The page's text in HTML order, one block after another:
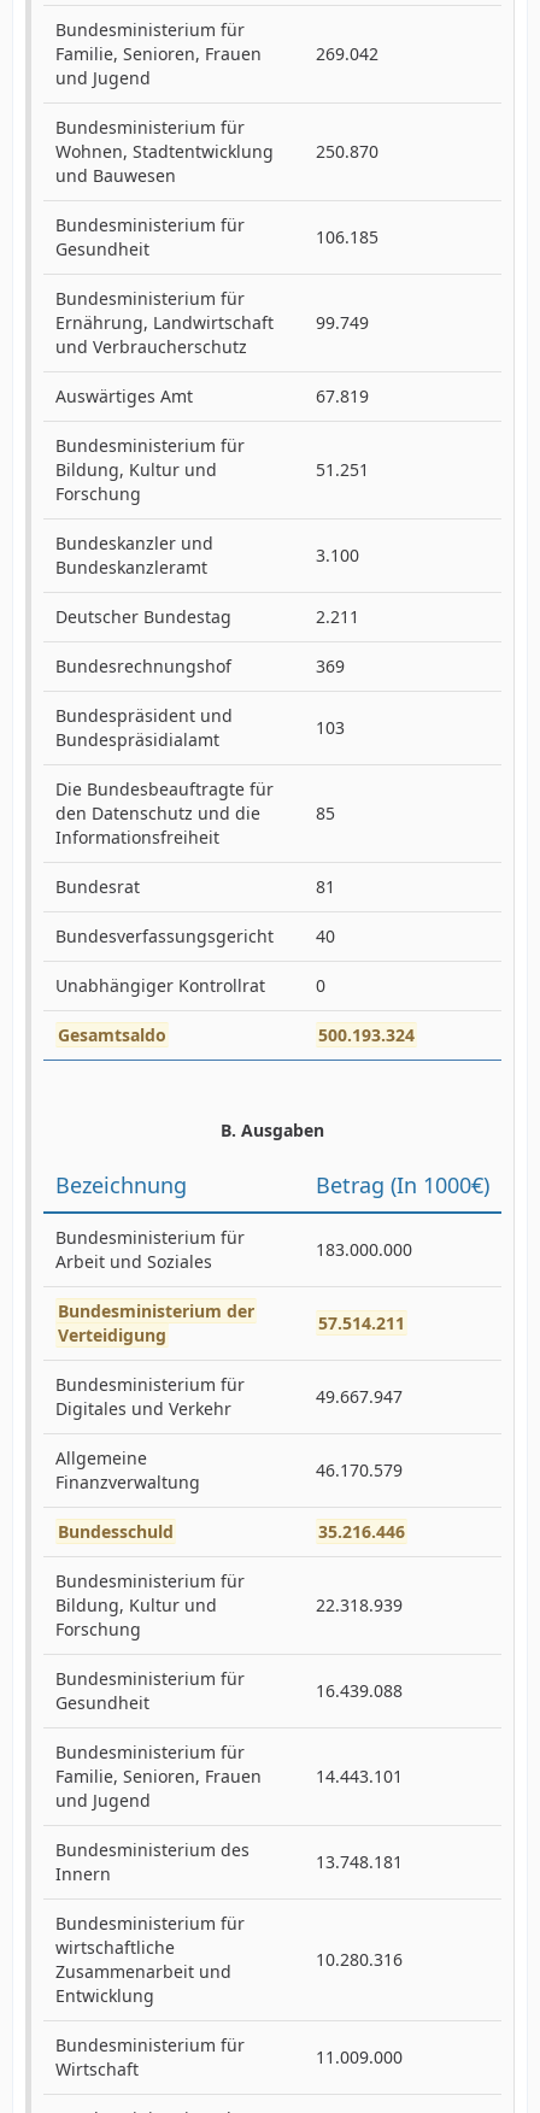
Bundesministerium für
Familie, Senioren, Frauen
und Jugend
269.042
Bundesministerium für
Wohnen, Stadtentwicklung
und Bauwesen
250.870
Bundesministerium für
Gesundheit
106.185
Bundesministerium für
Ernährung, Landwirtschaft
und Verbraucherschutz
99.749
Auswärtiges Amt 67.819
Bundesministerium für
Bildung, Kultur und
Forschung
51.251
Bundeskanzler und
Bundeskanzleramt
3.100
Deutscher Bundestag 2.211
Bundesrechnungshof 369
Bundespräsident und
Bundespräsidialamt
103
Die Bundesbeauftragte für
den Datenschutz und die
Informationsfreiheit
85
Bundesrat 81
Bundesverfassungsgericht 40
Unabhängiger Kontrollrat 0
Gesamtsaldo 500.193.324
B. Ausgaben
Bezeichnung Betrag (In 1000€)
Bundesministerium für
Arbeit und Soziales
183.000.000
Bundesministerium der
Verteidigung
57.514.211
Bundesministerium für
Digitales und Verkehr
49.667.947
Allgemeine
Finanzverwaltung
46.170.579
Bundesschuld 35.216.446
Bundesministerium für
Bildung, Kultur und
Forschung
22.318.939
Bundesministerium für
Gesundheit
16.439.088
Bundesministerium für
Familie, Senioren, Frauen
und Jugend
14.443.101
Bundesministerium des
Innern
13.748.181
Bundesministerium für
wirtschaftliche
Zusammenarbeit und
Entwicklung
10.280.316
Bundesministerium für
Wirtschaft
11.009.000